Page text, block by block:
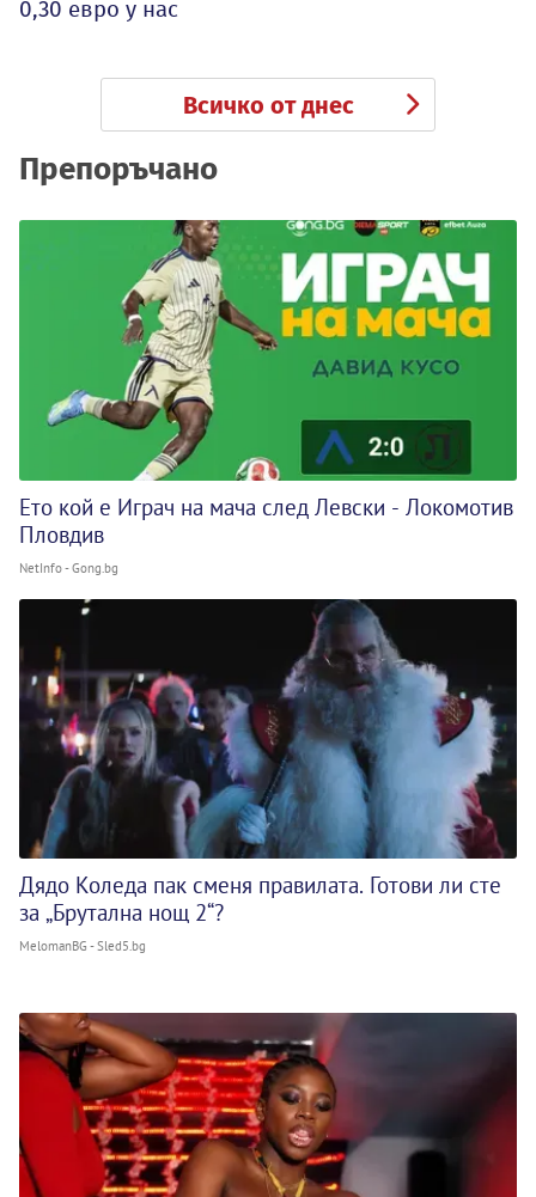
0,30 евро у нас
Всичко от днес
Препоръчано
Ето кой е Играч на мача след Левски - Локомотив
Пловдив
NetInfo - Gong.bg
Дядо Коледа пак сменя правилата. Готови ли сте
за „Брутална нощ 2“?
MelomanBG - Sled5.bg